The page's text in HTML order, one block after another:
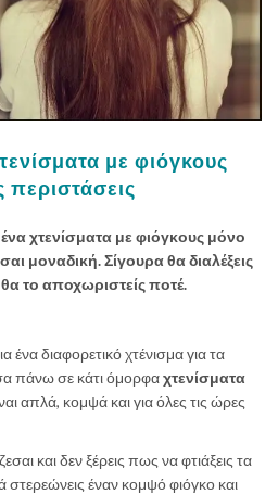
με φιόγκους
περιστάσεις
χτενίσματα με φιόγκους μόνο
μοναδική. Σίγουρα θα διαλέξεις
το αποχωριστείς ποτέ.
ένα διαφορετικό χτένισμα για τα
πάνω σε κάτι όμορφαχτενίσματα
απλά, κομψά και για όλες τις ώρες
και δεν ξέρεις πως να φτιάξεις τα
στερεώνεις έναν κομψό φιόγκο και